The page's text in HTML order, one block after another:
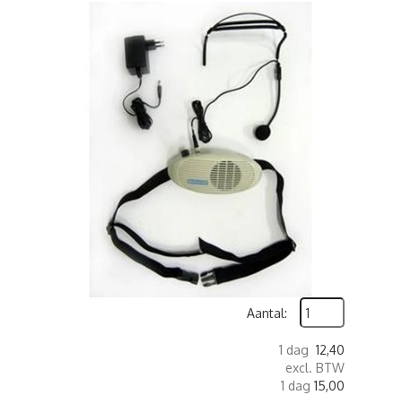
Aantal:
1 dag 12,40
excl. BTW
1 dag 15,00